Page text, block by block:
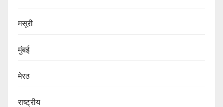
मसूरी
मुंबई
मेरठ
राष्ट्रीय